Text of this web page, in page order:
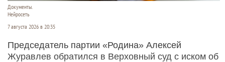
Документы.
Нейросеть
7 августа 2026 в 20:35
Председатель партии «Родина» Алексей
Журавлев обратился в Верховный суд с иском об